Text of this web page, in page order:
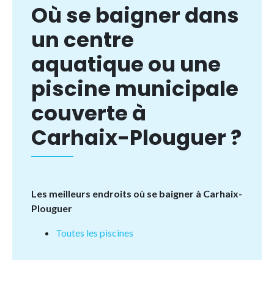
Où se baigner dans
un centre
aquatique ou une
piscine municipale
couverte à
Carhaix-Plouguer ?
Les meilleurs endroits où se baigner à Carhaix-
Plouguer
Toutes les piscines